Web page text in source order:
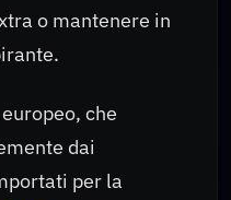
o mantenere in
che
dai
per la